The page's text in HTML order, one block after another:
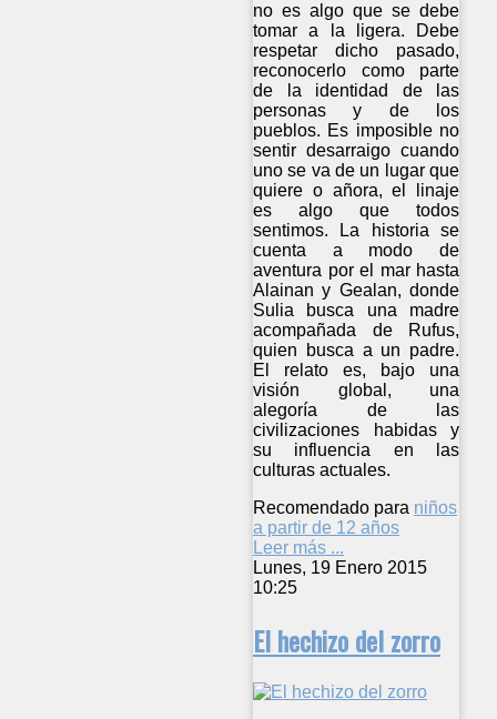
no es algo que se debe
tomar a la ligera. Debe
respetar dicho pasado,
reconocerlo como parte
de la identidad de las
personas y de los
pueblos. Es imposible no
sentir desarraigo cuando
uno se va de un lugar que
quiere o añora, el linaje
es algo que todos
sentimos. La historia se
cuenta a modo de
aventura por el mar hasta
Alainan y Gealan, donde
Sulia busca una madre
acompañada de Rufus,
quien busca a un padre.
El relato es, bajo una
visión global, una
alegoría de las
civilizaciones habidas y
su influencia en las
culturas actuales.
Recomendado para niños
a partir de 12 años
Leer más ...
Lunes, 19 Enero 2015
10:25
El hechizo del zorro